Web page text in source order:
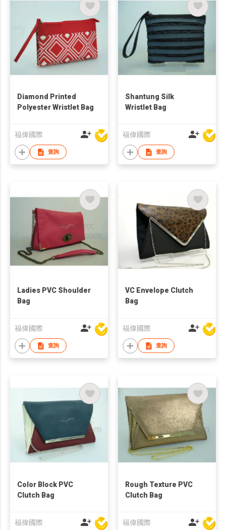
Diamond Printed
Polyester Wristlet Bag
福偉國際
查詢
Shantung Silk
Wristlet Bag
福偉國際
查詢
Ladies PVC Shoulder
Bag
福偉國際
查詢
VC Envelope Clutch
Bag
福偉國際
查詢
Color Block PVC
Clutch Bag
福偉國際
Rough Texture PVC
Clutch Bag
福偉國際